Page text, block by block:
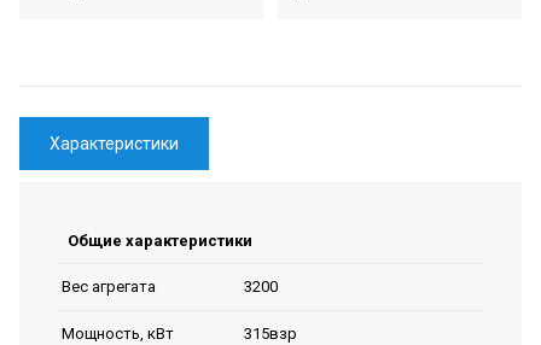
Характеристики
Общие характеристики
Вес агрегата 3200
Мощность, кВт 315взр